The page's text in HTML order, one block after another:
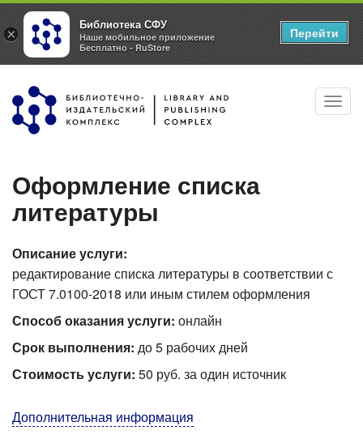
Перейти
основному
Оформление списка
литературы
Описание услуги:
редактирование списка литературы в соответствии с
ГОСТ 7.0100-2018 или иным стилем оформления
Способ оказания услуги: онлайн
Срок выполнения: до 5 рабочих дней
Стоимость услуги: 50 руб. за один источник
Дополнительная информация
×
Библиотека СФУ
Наше мобильное приложение
Бесплатно - RuStore
Перейти